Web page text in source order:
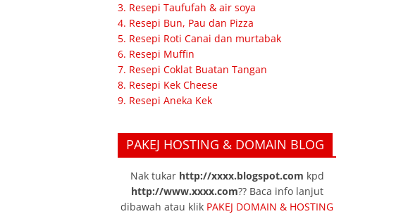
3. Resepi Taufufah & air soya
4. Resepi Bun, Pau dan Pizza
5. Resepi Roti Canai dan murtabak
6. Resepi Muffin
7. Resepi Coklat Buatan Tangan
8. Resepi Kek Cheese
9. Resepi Aneka Kek
PAKEJ HOSTING & DOMAIN BLOG
Nak tukar http://xxxx.blogspot.com kpd
http://www.xxxx.com?? Baca info lanjut
dibawah atau klik PAKEJ DOMAIN & HOSTING